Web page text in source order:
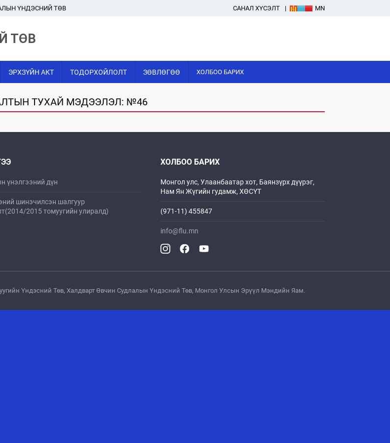
ҮНДЭСНИЙ ТӨВ САНАЛ ХҮСЭЛТ MN
ТӨВ
ЭРХЗҮЙН АКТ ТОДОРХОЙЛОЛТ ЗӨВЛӨГӨӨ ХОЛБОО БАРИХ
ТУХАЙ МЭДЭЭЛЭЛ: №46
үнэлгээний дүн
шинэчилсэн шалгуур
2015 томуугийн улиралд)
ХОЛБОО БАРИХ
Монгол улс, Улаанбаатар хот, Баянзүрх дүүрэг,
Нам Ян Жүгийн гудамж, ХӨСҮТ
(971-11) 455847
info@flu.mn
Үндэсний Төв, Xалдварт Өвчин Судлалын Үндэсний Төв, Монгол Улсын Эрүүл Мэндийн Яам.